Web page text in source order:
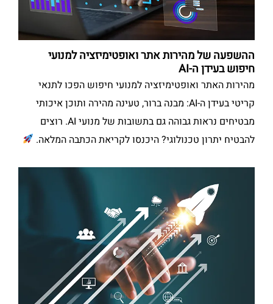
ההשפעה של מהירות אתר ואופטימיזציה למנועי
חיפוש בעידן ה-AI
מהירות האתר ואופטימיזציה למנועי חיפוש הפכו לתנאי
קריטי בעידן ה-AI: מבנה ברור, טעינה מהירה ותוכן איכותי
מבטיחים נראות גבוהה גם בתשובות של מנועי AI. רוצים
להבטיח יתרון טכנולוגי? היכנסו לקריאת הכתבה המלאה.